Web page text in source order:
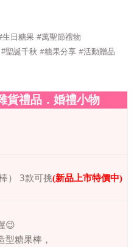
生日糖果 #萬聖節禮物
#聖誕千秋 #糖果分享 #活動贈品
貨禮品．婚禮小物
） 3款可挑(新品上市特價中)
😉
型糖果棒，